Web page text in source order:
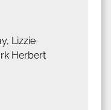
Lizzie
Herbert